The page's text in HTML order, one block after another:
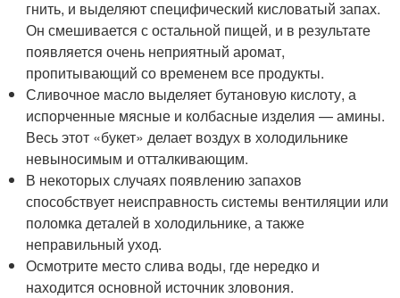
гнить, и выделяют специфический кисловатый запах.
Он смешивается с остальной пищей, и в результате
появляется очень неприятный аромат,
пропитывающий со временем все продукты.
Сливочное масло выделяет бутановую кислоту, а
испорченные мясные и колбасные изделия — амины.
Весь этот «букет» делает воздух в холодильнике
невыносимым и отталкивающим.
В некоторых случаях появлению запахов
способствует неисправность системы вентиляции или
поломка деталей в холодильнике, а также
неправильный уход.
Осмотрите место слива воды, где нередко и
находится основной источник зловония.